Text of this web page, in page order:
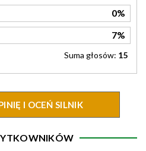
0%
7%
Suma głosów: 15
I OCEŃ SILNIK